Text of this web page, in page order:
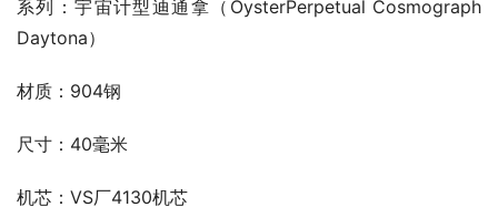
系列：宇宙计型迪通拿（OysterPerpetual Cosmograph
Daytona）
材质：904钢
尺寸：40毫米
机芯：VS厂4130机芯